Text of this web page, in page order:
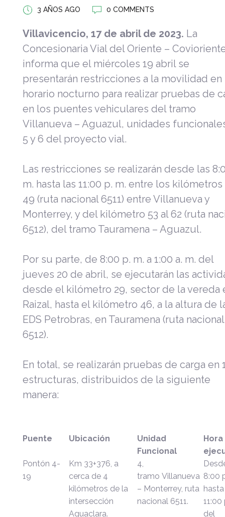
3 AÑOS AGO 0 COMMENTS
Villavicencio, 17 de abril de 2023. La
Concesionaria Vial del Oriente –
informa que el miércoles 19 abril se
presentarán restricciones a la movilidad en
horario nocturno para realizar pruebas de
en los puentes vehiculares del tramo
Villanueva – Aguazul, unidades
5 y 6 del proyecto vial.
Las restricciones se realizarán desde las
m. hasta las 11:00 p. m. entre los kilómetros
49 (ruta nacional 6511) entre Villanueva y
Monterrey, y del kilómetro 53 al 62 (ruta
6512), del tramo Tauramena – Aguazul.
Por su parte, de 8:00 p. m. a 1:00 a. m. del
jueves 20 de abril, se ejecutarán las
desde el kilómetro 29, sector de la vereda
Raizal, hasta el kilómetro 46, a la altura de
EDS Petrobras, en Tauramena (ruta nacional
6512).
En total, se realizarán pruebas de carga en
estructuras, distribuidos de la siguiente
manera:
Puente Ubicación
Unidad
Funcional
Pontón 4-
19
Km 33+376, a
cerca de 4
kilómetros de la
intersección
Aguaclara.
4,
tramo Villanueva
– Monterrey, ruta
nacional 6511.
8:00
11:00
del